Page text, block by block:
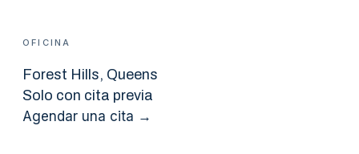
OFICINA
Forest Hills, Queens
Solo con cita previa
Agendar una cita →